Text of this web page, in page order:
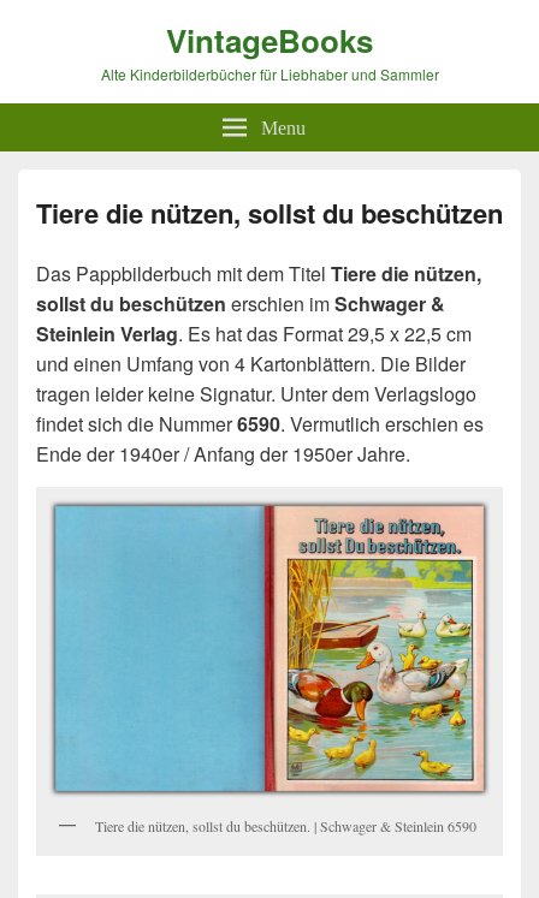
VintageBooks
Alte Kinderbilderbücher für Liebhaber und Sammler
Menu
Tiere die nützen, sollst du beschützen
Das Pappbilderbuch mit dem Titel Tiere die nützen,
sollst du beschützen erschien imSchwager &
Steinlein Verlag. Es hat das Format 29,5 x 22,5 cm
und einen Umfang von 4 Kartonblättern. Die Bilder
tragen leider keine Signatur. Unter dem Verlagslogo
findet sich die Nummer6590. Vermutlich erschien es
Ende der 1940er / Anfang der 1950er Jahre.
Tiere die nützen, sollst du beschützen. | Schwager & Steinlein 6590